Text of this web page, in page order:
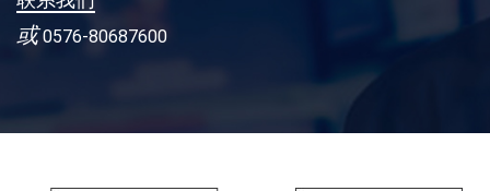
或0576-80687600